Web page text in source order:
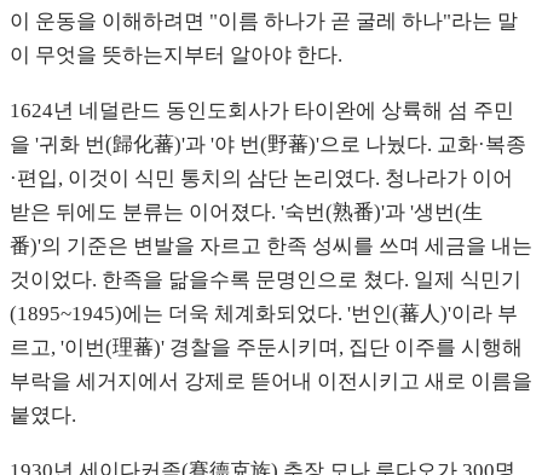
이 운동을 이해하려면 "이름 하나가 곧 굴레 하나"라는 말
이 무엇을 뜻하는지부터 알아야 한다.
1624년 네덜란드 동인도회사가 타이완에 상륙해 섬 주민
을 '귀화 번(歸化蕃)'과 '야 번(野蕃)'으로 나눴다. 교화·복종
·편입, 이것이 식민 통치의 삼단 논리였다. 청나라가 이어
받은 뒤에도 분류는 이어졌다. '숙번(熟番)'과 '생번(生
番)'의 기준은 변발을 자르고 한족 성씨를 쓰며 세금을 내는
것이었다. 한족을 닮을수록 문명인으로 쳤다. 일제 식민기
(1895~1945)에는 더욱 체계화되었다. '번인(蕃人)'이라 부
르고, '이번(理蕃)' 경찰을 주둔시키며, 집단 이주를 시행해
부락을 세거지에서 강제로 뜯어내 이전시키고 새로 이름을
붙였다.
1930년 세이다커족(賽德克族) 추장 모나 루다오가 300명